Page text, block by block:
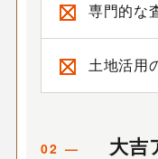
専門的な
土地活用
大吉